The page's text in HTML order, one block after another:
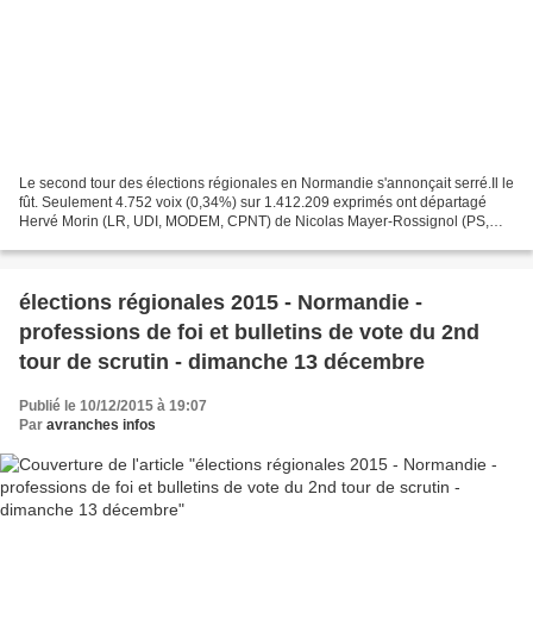
Le second tour des élections régionales en Normandie s'annonçait serré.Il le
fût. Seulement 4.752 voix (0,34%) sur 1.412.209 exprimés ont départagé
Hervé Morin (LR, UDI, MODEM, CPNT) de Nicolas Mayer-Rossignol (PS,
élections régionales 2015 - Normandie -
professions de foi et bulletins de vote du 2nd
tour de scrutin - dimanche 13 décembre
Publié le 10/12/2015 à 19:07
Par avranches infos